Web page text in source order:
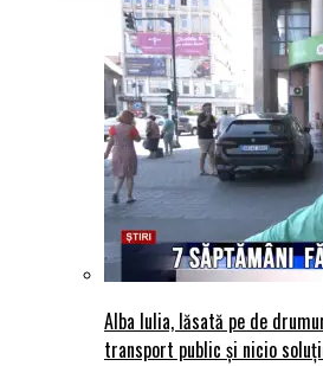
Alba Iulia, lăsată pe de
transport public și nicio